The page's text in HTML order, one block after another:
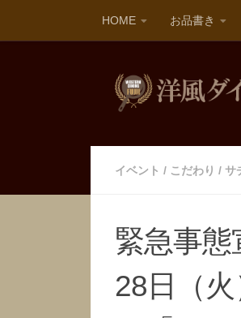
HOME お品書き
イベント / こだわり / サ
緊急事態
28日（